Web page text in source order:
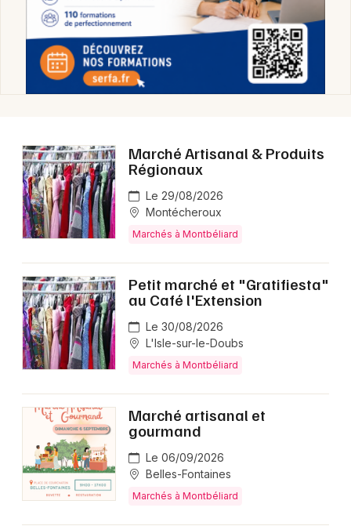
Marchés en Bourgogne-Franche-Comté
Artistes en tournée
Actus à Montbéliard
Magazine à Montbéliard
25 - Doubs
Choisir mes départements
Mon email
Marché Artisanal & Produits
Régionaux
Le 29/08/2026
Montécheroux
Marchés à Montbéliard
Petit marché et "Gratifiesta"
au Café l'Extension
Le 30/08/2026
L'Isle-sur-le-Doubs
Marchés à Montbéliard
Marché artisanal et
gourmand
Le 06/09/2026
Belles-Fontaines
Marchés à Montbéliard